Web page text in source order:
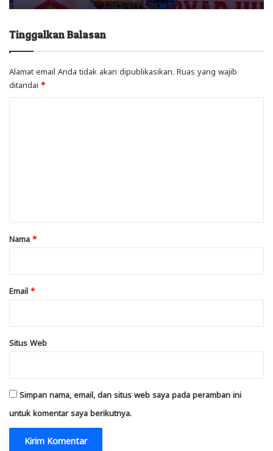
Tinggalkan Balasan
Alamat email Anda tidak akan dipublikasikan. Ruas yang wajib
ditandai *
rNama *
Email *
Situs Web
Simpan nama, email, dan situs web saya pada peramban ini
untuk komentar saya berikutnya.